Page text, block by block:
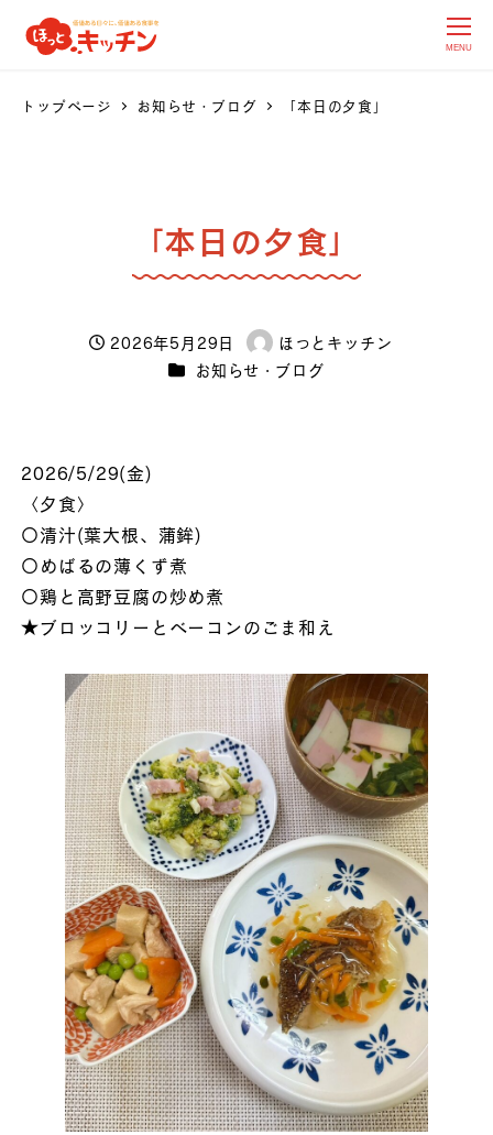
MENU
トップページ お知らせ・ブログ 「本日の夕食」
「本日の夕食」
投稿日
2026年5月29日
著
者
ほっとキッチン
カテゴリー
お知らせ・ブログ
2026/5/29(金)
〈夕食〉
〇清汁(葉大根、蒲鉾)
〇めばるの薄くず煮
〇鶏と高野豆腐の炒め煮
★ブロッコリーとベーコンのごま和え